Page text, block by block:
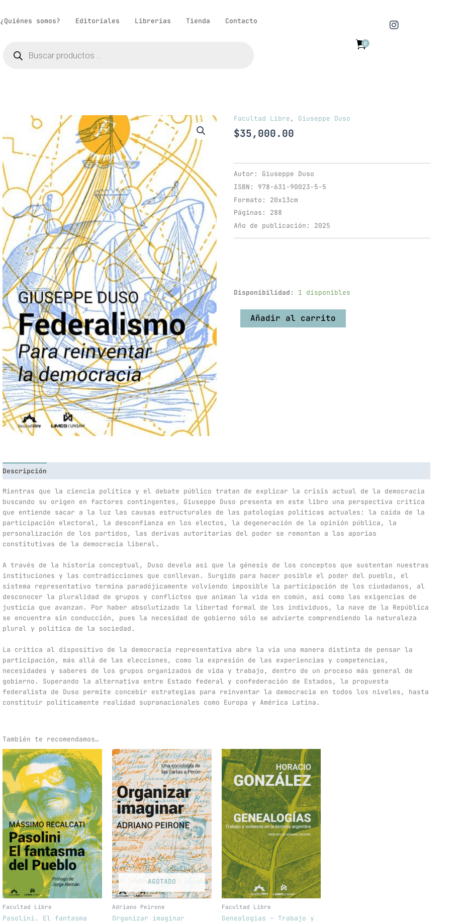
¿Quiénes somos? Editoriales Librerías Tienda Contacto
productos
0
I
n
Facultad Libre, Giuseppe Duso
$35,000.00
Autor: Giuseppe Duso
ISBN: 978-631-90023-5-5
Formato: 20x13cm
Páginas: 288
Año de publicación: 2025
Disponibilidad: 1 disponibles
Federalismo.
Para
reinventar
democracia
cantidad
Añadir al carrito
Descripción
Mientras que la ciencia política y el debate público tratan de explicar la crisis actual de la democracia
buscando su origen en factores contingentes, Giuseppe Duso presenta en este libro una perspectiva crítica
que entiende sacar a la luz las causas estructurales de las patologías políticas actuales: la caída de la
participación electoral, la desconfianza en los electos, la degeneración de la opinión pública, la
personalización de los partidos, las derivas autoritarias del poder se remontan a las aporías
constitutivas de la democracia liberal.
A través de la historia conceptual, Duso devela así que la génesis de los conceptos que sustentan nuestras
instituciones y las contradicciones que conllevan. Surgido para hacer posible el poder del pueblo, el
sistema representativo termina paradójicamente volviendo imposible la participación de los ciudadanos, al
desconocer la pluralidad de grupos y conflictos que animan la vida en común, así como las exigencias de
justicia que avanzan. Por haber absolutizado la libertad formal de los individuos, la nave de la República
se encuentra sin conducción, pues la necesidad de gobierno sólo se advierte comprendiendo la naturaleza
plural y política de la sociedad.
La crítica al dispositivo de la democracia representativa abre la vía una manera distinta de pensar la
participación, más allá de las elecciones, como la expresión de las experiencias y competencias,
necesidades y saberes de los grupos organizados de vida y trabajo, dentro de un proceso más general de
gobierno. Superando la alternativa entre Estado federal y confederación de Estados, la propuesta
federalista de Duso permite concebir estrategias para reinventar la democracia en todos los niveles, hasta
constituir políticamente realidad supranacionales como Europa y América Latina.
También te recomendamos…
Facultad Libre
Pasolini. El fantasma
AGOTADO
Adriano Peirone
Organizar imaginar
Facultad Libre
Genealogías – Trabajo y